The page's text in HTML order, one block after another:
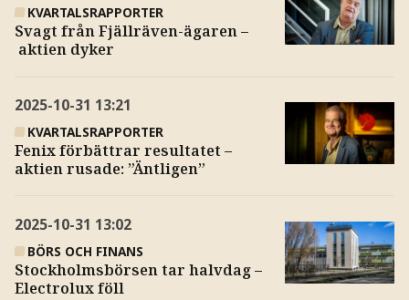
KVARTALSRAPPORTER
Svagt från Fjällräven-ägaren –
aktien dyker
2025-10-31 13:21
KVARTALSRAPPORTER
Fenix förbättrar resultatet –
aktien rusade: ”Äntligen”
2025-10-31 13:02
BÖRS OCH FINANS
Stockholmsbörsen tar halvdag –
Electrolux föll